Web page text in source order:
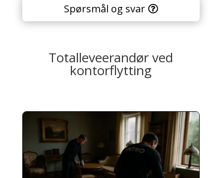
Spørsmål og svar
Totalleveerandør ved
kontorflytting